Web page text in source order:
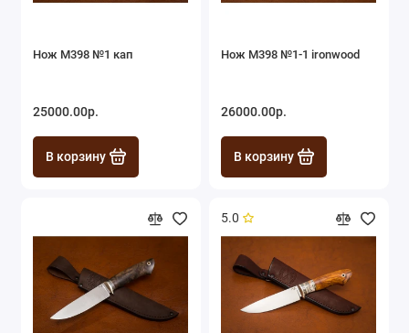
Нож М398 №1 кап
25000.00р.
В корзину
Нож М398 №1-1 ironwood
26000.00р.
В корзину
5.0